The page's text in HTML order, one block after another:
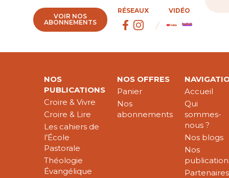
VOIR NOS
ABONNEMENTS
RÉSEAUX VIDÉO
NOS
PUBLICATIONS
Croire & Vivre
Croire & Lire
Les cahiers de
l’École
Pastorale
Théologie
Évangélique
NOS OFFRES
Panier
Nos
abonnements
Accueil
Qui
sommes-
nous ?
Nos blogs
Nos
Partenaires